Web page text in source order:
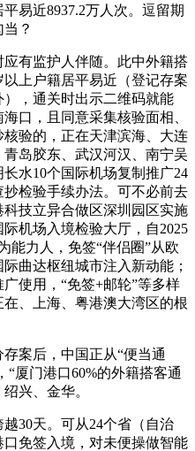
易近8937.2万人次。逗留期
？
有监护人伴随。此中外籍搭
上户籍居平易近（登记存案
，通关时出示二维码就能
口，且同意采集核验面相、
验的，正在天津滨海、大连
岛胶东、武汉河汉、南宁吴
水10个国际机场复制推广24
检验手续办法。可不必前去
技立异合做区深圳园区实施
机场入境检验大厅，自2025
能力人，免签“伴侣圈”从欧
曲达枢纽城市注入新动能；
使用，“免签+邮轮”等多样
、上海、粤港澳大湾区的根
案后，中国正从“便当通
“厦门港口60%的外籍搭客通
兴、金华。
30天。可从24个省（自治
免签入境，对未便操做智能